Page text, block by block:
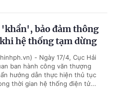
'khẩn', bảo đảm thông
hệ thống tạm dừng
- Ngày 17/4, Cục Hải
ban hành công văn thượng
hướng dẫn thực hiện thủ tục
thời gian hệ thống điện tử...